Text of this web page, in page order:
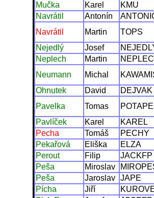
Mučka
Karel
KMU
Navrátil
Antonín
Navrátil
Martin
TOPS
Nejedlý
Josef
Neplech
Martin
Neumann
Michal
Ohnutek
David
DEJVAK
Pavelka
Tomas
Pavlíček
Karel
KAREL
Pecha
Tomáš
PECHY
Pekařová
Eliška
ELZA
Perout
Filip
JACKFP
Peša
Miroslav
Peša
Jaroslav JAPE
Pícha
Jiří